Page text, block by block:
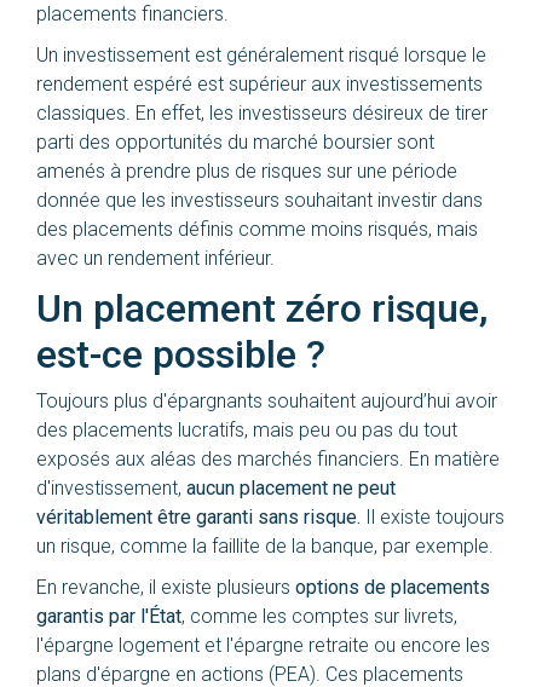
placements financiers.
Un investissement est généralement risqué lorsque le
rendement espéré est supérieur aux investissements
classiques. En effet, les investisseurs désireux de tirer
parti des opportunités du marché boursier sont
amenés à prendre plus de risques sur une période
donnée que les investisseurs souhaitant investir dans
des placements définis comme moins risqués, mais
avec un rendement inférieur.
Un placement zéro risque,
est-ce possible ?
Toujours plus d'épargnants souhaitent aujourd’hui avoir
des placements lucratifs, mais peu ou pas du tout
exposés aux aléas des marchés financiers. En matière
d'investissement, aucun placement ne peut
véritablement être garanti sans risque. Il existe toujours
un risque, comme la faillite de la banque, par exemple.
En revanche, il existe plusieurs options de placements
garantis par l'État, comme les comptes sur livrets,
l'épargne logement et l'épargne retraite ou encore les
plans d'épargne en actions (PEA). Ces placements